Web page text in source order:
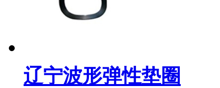
辽宁波形弹性垫圈